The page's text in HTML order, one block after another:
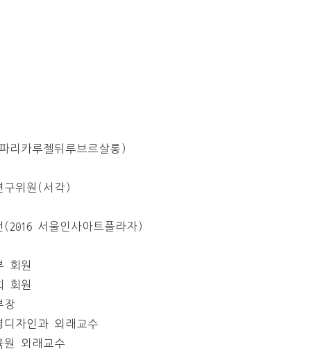
리카루젤뒤루브르살롱)
구위원(서각)
(2016 서울인사아트플라자)
회원
회원
장
디자인과 외래교수
원 외래교수